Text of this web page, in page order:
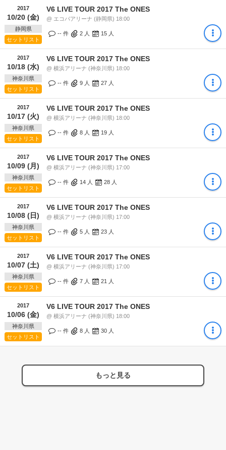
2017
10/20 (金)
静岡県
セットリスト
V6 LIVE TOUR 2017 The ONES
@ エコパアリーナ (静岡県) 18:00
-- 件 2 人 15 人
2017
10/18 (水)
神奈川県
セットリスト
V6 LIVE TOUR 2017 The ONES
@ 横浜アリーナ (神奈川県) 18:00
-- 件 9 人 27 人
2017
10/17 (火)
神奈川県
セットリスト
V6 LIVE TOUR 2017 The ONES
@ 横浜アリーナ (神奈川県) 18:00
-- 件 8 人 19 人
2017
10/09 (月)
神奈川県
セットリスト
V6 LIVE TOUR 2017 The ONES
@ 横浜アリーナ (神奈川県) 17:00
-- 件 14 人 28 人
2017
10/08 (日)
神奈川県
セットリスト
V6 LIVE TOUR 2017 The ONES
@ 横浜アリーナ (神奈川県) 17:00
-- 件 5 人 23 人
2017
10/07 (土)
神奈川県
セットリスト
V6 LIVE TOUR 2017 The ONES
@ 横浜アリーナ (神奈川県) 17:00
-- 件 7 人 21 人
2017
10/06 (金)
神奈川県
セットリスト
V6 LIVE TOUR 2017 The ONES
@ 横浜アリーナ (神奈川県) 18:00
-- 件 8 人 30 人
もっと見る